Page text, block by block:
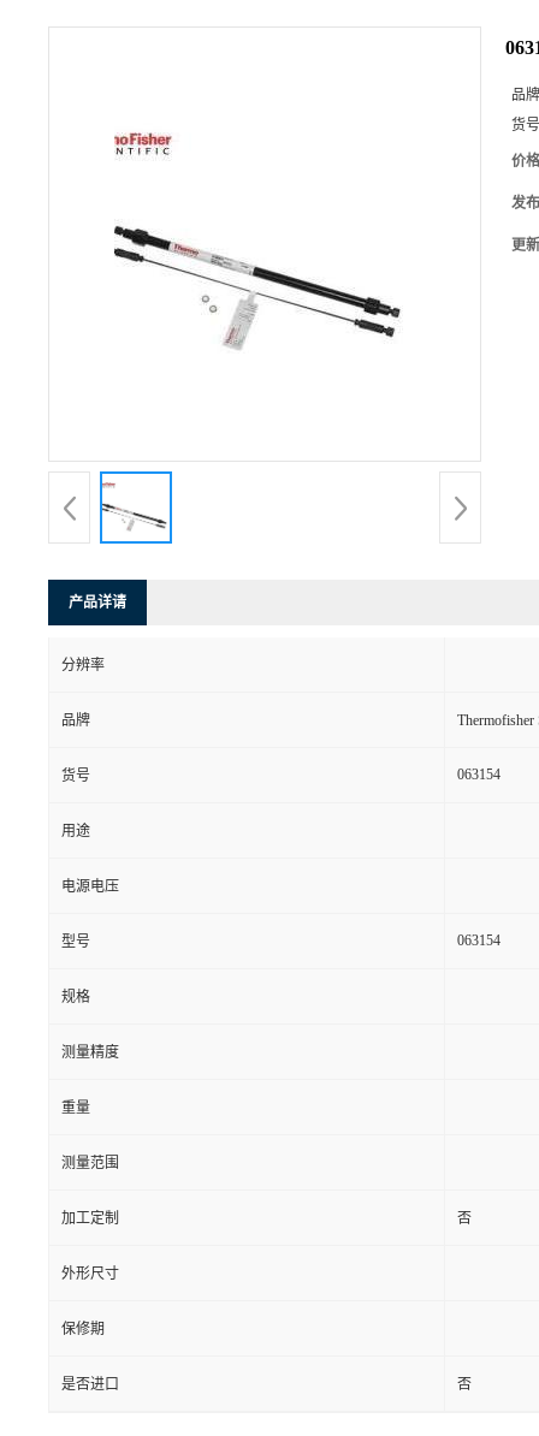
品
货
价
发
更
产品详请
分辨率
品牌
货号 063154
用途
电源电压
型号 063154
规格
测量精度
重量
测量范围
加工定制 否
外形尺寸
保修期
是否进口 否